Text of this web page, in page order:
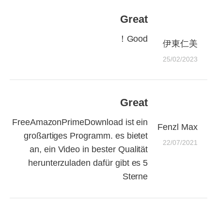
伊東仁美
25/02/2023
Great
Good！
Fenzl Max
22/07/2021
Great
FreeAmazonPrimeDownload ist ein
großartiges Programm. es bietet
an, ein Video in bester Qualität
herunterzuladen dafür gibt es 5
Sterne